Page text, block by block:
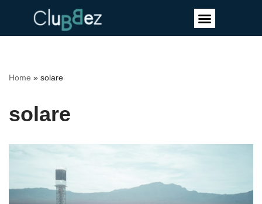
Home » solare
solare